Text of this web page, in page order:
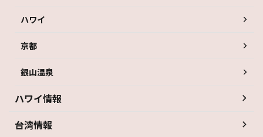
ハワイ
京都
銀山温泉
ハワイ情報
台湾情報